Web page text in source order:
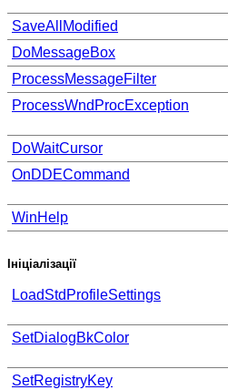
SaveAllModified
DoMessageBox
ProcessMessageFilter
ProcessWndProcException
DoWaitCursor
OnDDECommand
WinHelp
Ініціалізації
LoadStdProfileSettings
SetDialogBkColor
SetRegistryKey